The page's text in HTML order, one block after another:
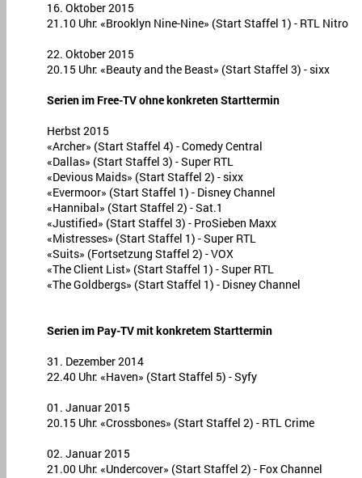
16. Oktober 2015
21.10 Uhr: «Brooklyn Nine-Nine» (Start Staffel 1) - RTL Nitro
22. Oktober 2015
20.15 Uhr: «Beauty and the Beast» (Start Staffel 3) - sixx
Serien im Free-TV ohne konkreten Starttermin
Herbst 2015
«Archer» (Start Staffel 4) - Comedy Central
«Dallas» (Start Staffel 3) - Super RTL
«Devious Maids» (Start Staffel 2) - sixx
«Evermoor» (Start Staffel 1) - Disney Channel
«Hannibal» (Start Staffel 2) - Sat.1
«Justified» (Start Staffel 3) - ProSieben Maxx
«Mistresses» (Start Staffel 1) - Super RTL
«Suits» (Fortsetzung Staffel 2) - VOX
«The Client List» (Start Staffel 1) - Super RTL
«The Goldbergs» (Start Staffel 1) - Disney Channel
Serien im Pay-TV mit konkretem Starttermin
31. Dezember 2014
22.40 Uhr: «Haven» (Start Staffel 5) - Syfy
01. Januar 2015
20.15 Uhr: «Crossbones» (Start Staffel 2) - RTL Crime
02. Januar 2015
21.00 Uhr: «Undercover» (Start Staffel 2) - Fox Channel